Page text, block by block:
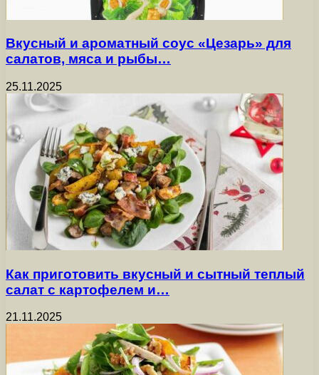
Вкусный и ароматный соус «Цезарь» для
салатов, мяса и рыбы…
25.11.2025
Как приготовить вкусный и сытный теплый
салат с картофелем и…
21.11.2025